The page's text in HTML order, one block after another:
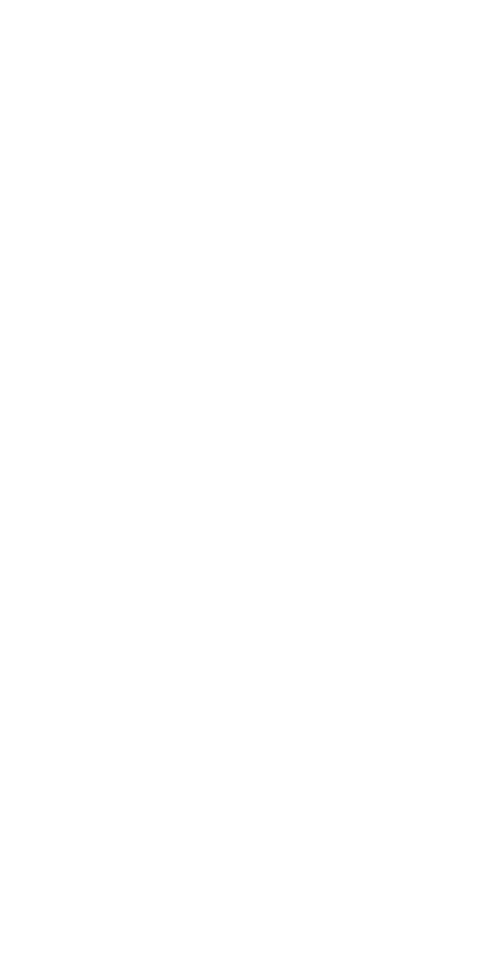
для простоты использования.
предотвратит попадание мелкого